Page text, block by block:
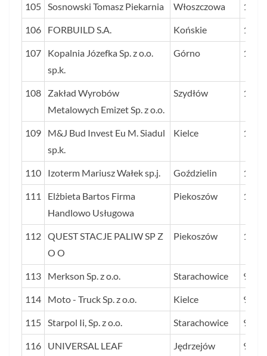
105 Sosnowski Tomasz Piekarnia Włoszczowa 106
106 FORBUILD S.A. Końskie 106
107
Kopalnia Józefka Sp. z o.o.
sp.k.
Górno 106
108
Zakład Wyrobów
Metalowych Emizet Sp. z o.o.
Szydłów 102
109
M&J Bud Invest Eu M. Siadul
sp.k.
Kielce 100
110 Izoterm Mariusz Wałek sp.j. Goździelin 100
111
Elżbieta Bartos Firma
Handlowo Usługowa
Piekoszów 100
112 QUEST STACJE PALIW SP Z
O O
Piekoszów 100
113 Merkson Sp. z o.o. Starachowice 98
114 Moto - Truck Sp. z o.o. Kielce 97
115 Starpol Ii, Sp. z o.o. Starachowice 95
116
UNIVERSAL LEAF
Jędrzejów 95